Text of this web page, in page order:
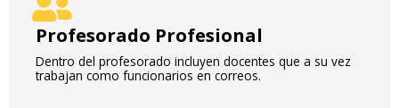
Profesorado Profesional
Dentro del profesorado incluyen docentes que a su vez
trabajan como funcionarios en correos.